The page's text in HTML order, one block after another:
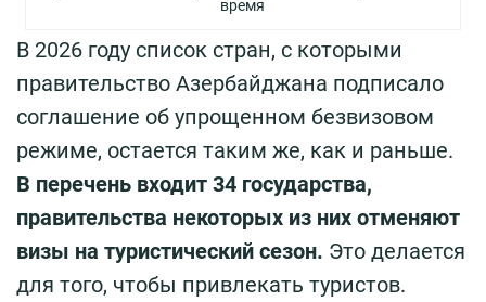
время
В 2026 году список стран, с которыми
правительство Азербайджана подписало
соглашение об упрощенном безвизовом
режиме, остается таким же, как и раньше.
В перечень входит 34 государства,
правительства некоторых из них отменяют
визы на туристический сезон. Это делается
для того, чтобы привлекать туристов.